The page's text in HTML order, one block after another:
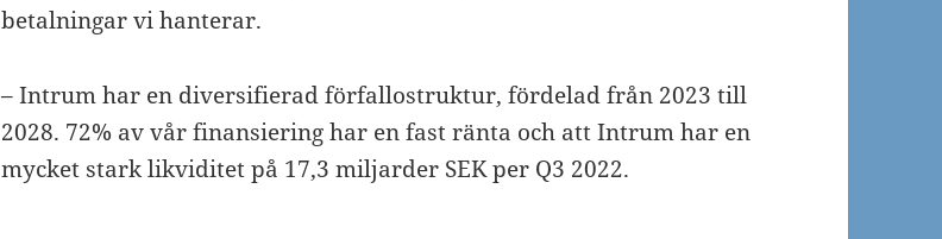
betalningar vi hanterar.
– Intrum har en diversifierad förfallostruktur, fördelad från 2023 till
2028. 72% av vår finansiering har en fast ränta och att Intrum har en
mycket stark likviditet på 17,3 miljarder SEK per Q3 2022.